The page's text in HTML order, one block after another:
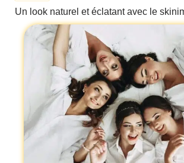
Un look naturel et éclatant avec le